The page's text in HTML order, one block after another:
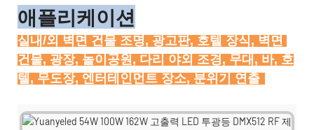
애플리케이션
실내/외 벽면 건물 조명, 광고판, 호텔 장식, 벽면
건물, 광장, 놀이공원, 다리 야외 조경, 무대, 바, 호
텔, 무도장, 엔터테인먼트 장소, 분위기 연출